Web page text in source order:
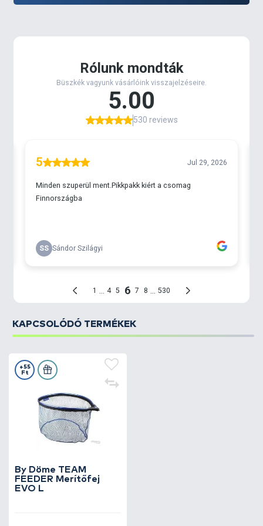
abotvisszahúzó kötél, melyegyrugalmas
lehet rögzíteni a horgászládához, egy arra
változatot akár a feeder karra is fel lehet erősíteni.
Annak érdekében, hogy a botkezelést ne zavarja,
hogy ki van az pányvázva, a kötélen állítható egy
Amennyiben bajt érzünk, nincs más teendő, mint a
magát, és, ha már kicsit gyengül az
ellenállása,szépen vissza kell húzni a „pányva”
egy kutyapóráz esetében!
Zseniális megoldás
KAPCSOLÓDÓ TERMÉKEK
By Döme TEAM
FEEDER Merítőfej
EVO L
+55
Ft